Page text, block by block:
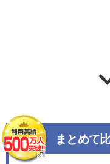
まとめて